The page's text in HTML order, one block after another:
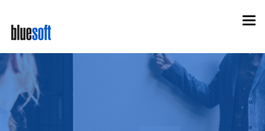
main
content